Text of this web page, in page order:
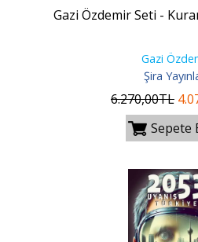
Gazi Özdemir Seti -
Gazi
Şira
6.270,00TL
Sepete